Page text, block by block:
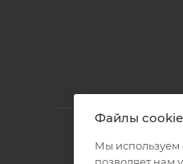
Файлы cookie
Мы используем